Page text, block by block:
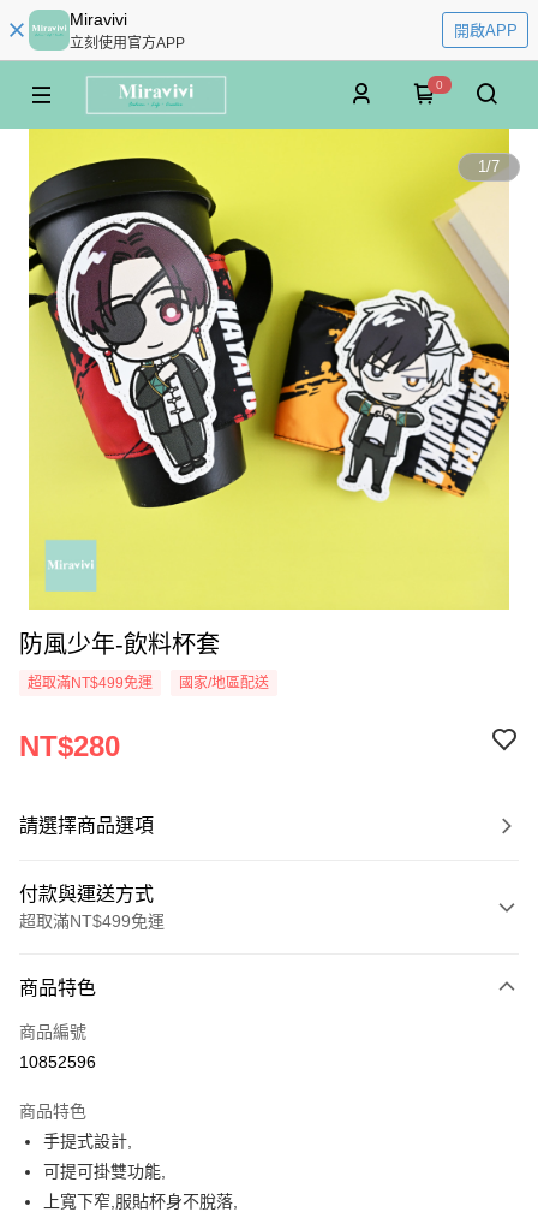
Miravivi
立刻使用官方APP
開啟APP
0
1/7
防風少年-飲料杯套
超取滿NT$499免運 國家/地區配送
NT$280
請選擇商品選項
付款與運送方式
超取滿NT$499免運
信用卡一次付款
超商取貨付款
Apple Pay
街口支付
商品特色
商品編號
10852596
商品特色
手提式設計,
可提可掛雙功能,
上寬下窄,服貼杯身不脫落,